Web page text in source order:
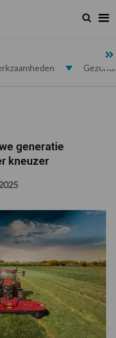
Zoeken...
Zoek
generatie
kneuzer